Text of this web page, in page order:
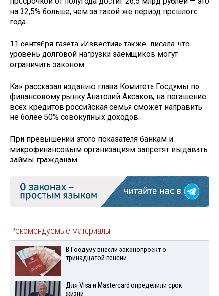
на 32,5% больше, чем за такой же период прошлого
года.
11 сентября газета «Известия» также писала, что
уровень долговой нагрузки заёмщиков могут
ограничить законом.
Как рассказал изданию глава Комитета Госдумы по
финансовому рынку Анатолий Аксаков, на погашение
всех кредитов российская семья сможет направить
не более 50% совокупных доходов.
При превышении этого показателя банкам и
микрофинансовым организациям запретят выдавать
займы гражданам.
Рекомендуемые материалы
В Госдуму внесли законопроект о
тринадцатой пенсии
Для Visа и Mastercard определили срок
жизни